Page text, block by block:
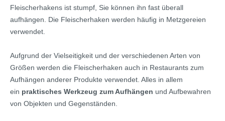
Fleischerhakens ist stumpf, Sie können ihn fast überall
aufhängen. Die Fleischerhaken werden häufig in Metzgereien
verwendet.
Aufgrund der Vielseitigkeit und der verschiedenen Arten von
Größen werden die Fleischerhaken auch in Restaurants zum
Aufhängen anderer Produkte verwendet. Alles in allem
ein praktisches Werkzeug zum Aufhängen und Aufbewahren
von Objekten und Gegenständen.